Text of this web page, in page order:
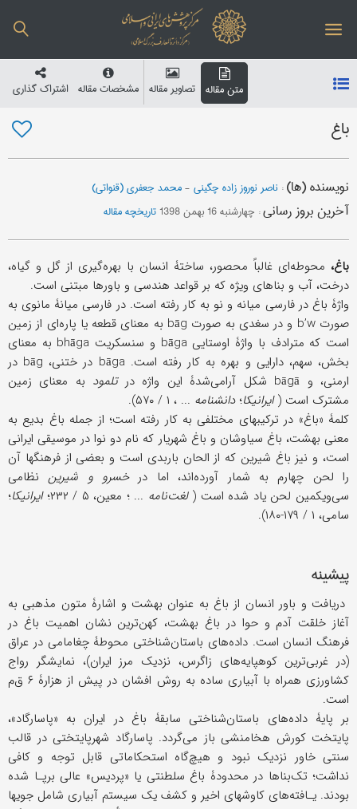
متن مقاله تصاویر مقاله مشخصات مقاله اشتراک گذاری
باغ
نویسنده (ها): ناصر نوروز زاده چگینی -محمد جعفری (قنواتی)
آخرین بروز رسانی: چهارشنبه 16 بهمن 1398 تاریخچه مقاله
باغ، محوطه‌ای غالباً محصور، ساختۀ انسان با بهره‌گیری از گل و گیاه،
درخت، آب و بناهای ویژه که بر قواعد هندسی و باورها مبتنی است.
واژۀ باغ در فارسی میانه و نو به کار رفته است. در فارسی میانۀ مانوی به
صورت b’w و در سغدی به صورت bāg به معنای قطعه یا پاره‌ای از زمین
است که مترادف با واژۀ اوستایی bāga و سنسکریت bhāga به معنای
بخش، سهم، دارایی و بهره به کار رفته است. bāga در ختنی، bāg در
ارمنی، و bāgā شکل آرامی‌شدۀ این واژه در
تلمود به معنای زمین
مشترک است (ایرانیکا؛دانشنامه ... ، ۱ / ۵۷۰).
کلمۀ «باغ» در ترکیبهای مختلفی به کار رفته است؛ از جمله باغ بدیع به
معنی بهشت، باغ سیاوشان و باغ شهریار که نام دو نوا در موسیقی ایرانی
است، و نیز باغ شیرین که از الحان باربدی است و بعضی از فرهنگها آن
را لحن چهارم به شمار آورده‌اند، اما درخسرو و شیریننظامی
سی‌ویکمین لحن یاد شده است (لغت‌نامه ... ؛ معین، ۵ / ۲۳۲؛ ایرانیکا؛
سامی، ۱ / ۱۷۹-۱۸۰).
پیشینه
دریافت و باور انسان از باغ به عنوان بهشت و اشارۀ متون مذهبی به
آغاز خلقت آدم و حوا در باغ بهشت، کهن‌‌ترین نشان اهمیت باغ در
فرهنگ انسان است. داده‌های باستان‌شناختی محوطۀ چغامامی در عراق
(در غربی‌ترین کوهپایه‌های زاگرس، نزدیک مرز ایران)، نمایشگر رواج
کشاورزی همراه با آبیاری ساده به روش افشان در پیش از هزارۀ ۶ ق‌م
است.
بر پایۀ داده‌های باستان‌شناختی سابقۀ باغ در ایران به «پاسارگاد»،
پایتخت کورش هخامنشی باز می‌گردد. پاسارگاد شهرپایتختی در قالب
سنتی خاور نزدیک نبود و هیچ‌گاه استحکاماتی قابل توجه و کافی
نداشت؛ تک‌بناها در محدودۀ باغ سلطنتی یا «پردیس» عالی برپـا شده
بودند. یـافته‌های کاوشهای اخیر و کشف یک سیستم آبیاری شامل جویها